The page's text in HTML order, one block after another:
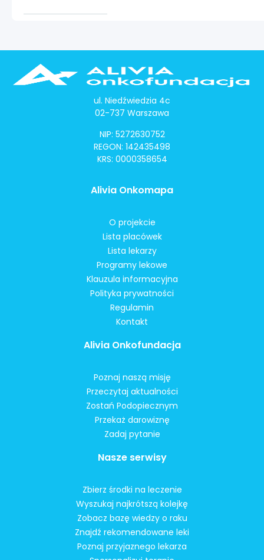
ul. Niedźwiedzia 4c
02-737 Warszawa
NIP: 5272630752
REGON: 142435498
KRS: 0000358654
Alivia Onkomapa
O projekcie
Lista placówek
Lista lekarzy
Programy lekowe
Klauzula informacyjna
Polityka prywatności
Regulamin
Kontakt
Alivia Onkofundacja
Poznaj naszą misję
Przeczytaj aktualności
Zostań Podopiecznym
Przekaż darowiznę
Zadaj pytanie
Nasze serwisy
Zbierz środki na leczenie
Wyszukaj najkrótszą kolejkę
Zobacz bazę wiedzy o raku
Znajdź rekomendowane leki
Poznaj przyjaznego lekarza